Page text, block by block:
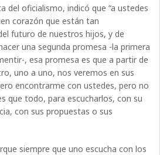
del oficialismo, indicó que “a ustedes
corazón que están tan
futuro de nuestros hijos, y de
una segunda promesa -la primera
, esa promesa es que a partir de
uno a uno, nos veremos en sus
encontrarme con ustedes, pero no
que todo, para escucharlos, con su
con sus propuestas o sus
siempre que uno escucha con los